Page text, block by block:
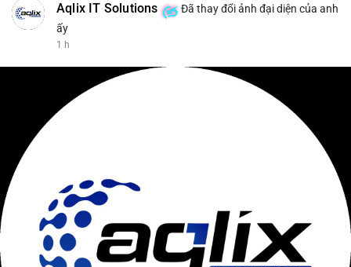
Aqlix IT Solutions
Đã thay đổi ảnh đại diện của anh
ấy
1 h